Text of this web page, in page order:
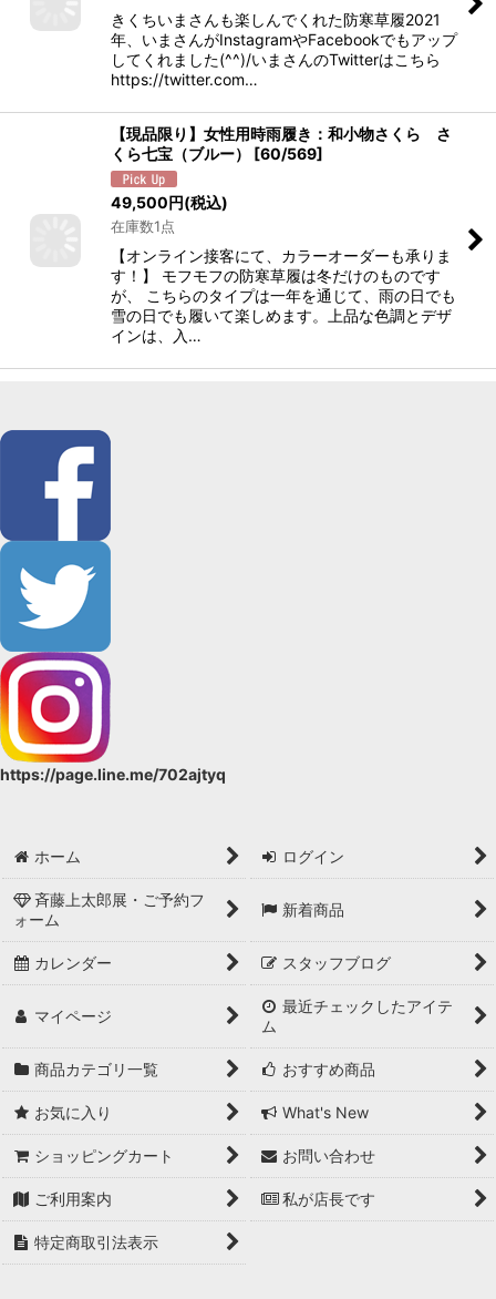
きくちいまさんも楽しんでくれた防寒草履2021
年、いまさんがInstagramやFacebookでもアップ
してくれました(^^)/いまさんのTwitterはこちら
https://twitter.com…
【現品限り】女性用時雨履き：和小物さくら さ
くら七宝（ブルー）
[60/569]
49,500円(税込)
在庫数1点
【オンライン接客にて、カラーオーダーも承りま
す！】 モフモフの防寒草履は冬だけのものです
が、 こちらのタイプは一年を通じて、雨の日でも
雪の日でも履いて楽しめます。上品な色調とデザ
インは、入…
https://page.line.me/702ajtyq
ホーム ログイン
斉藤上太郎展・ご予約フ
ォーム
新着商品
カレンダー スタッフブログ
マイページ
最近チェックしたアイテ
ム
商品カテゴリ一覧 おすすめ商品
お気に入り What's New
ショッピングカート お問い合わせ
ご利用案内 私が店長です
特定商取引法表示